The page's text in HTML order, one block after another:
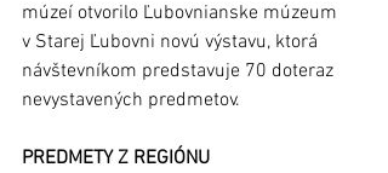
múzeí otvorilo Ľubovnianske múzeum
v Starej Ľubovni novú výstavu, ktorá
návštevníkom predstavuje 70 doteraz
nevystavených predmetov.
PREDMETY Z REGIÓNU